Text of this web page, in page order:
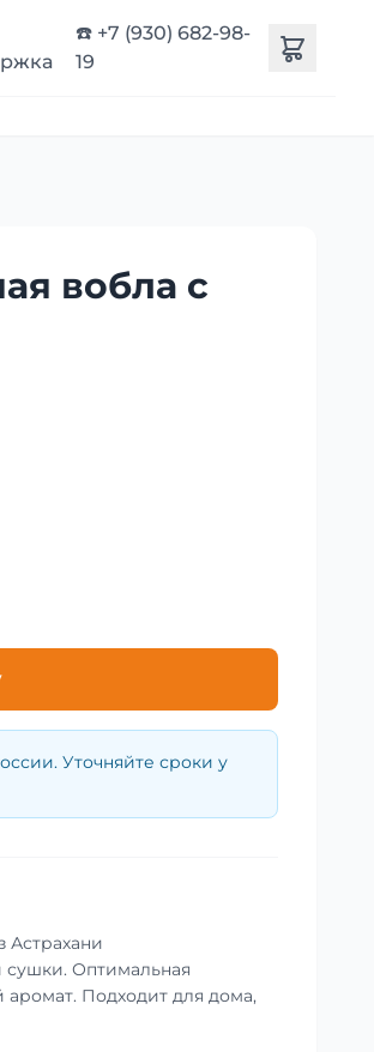
☎️ +7 (930) 682-98-
19
вобла с
Уточняйте сроки у
Астрахани
сушки. Оптимальная
Подходит для дома,